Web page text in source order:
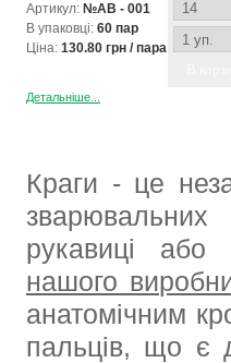
Артикул: №AB - 001
В упаковці: 60 пар
Ціна: 130.80 грн / пара
Детальніше...
Краги - це
рукавиці
нашого
анатомічним
пальців, що є